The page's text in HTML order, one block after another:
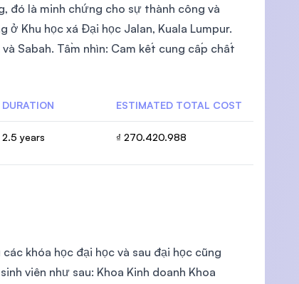
đó là minh chứng cho sự thành công và
Khu học xá Đại học Jalan, Kuala Lumpur.
Sabah. Tầm nhìn: Cam kết cung cấp chất
DURATION ESTIMATED TOTAL COST
2.5 years ₫ 270.420.988
khóa học đại học và sau đại học cũng
viên như sau: Khoa Kinh doanh Khoa